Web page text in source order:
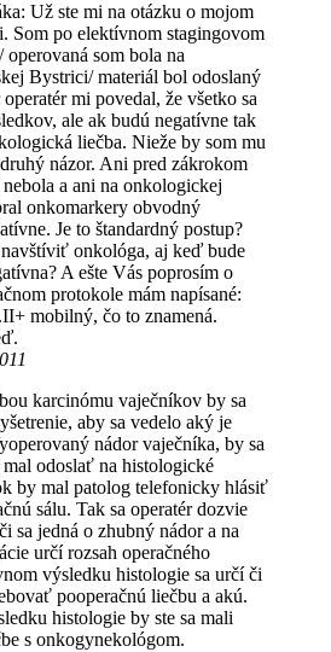
Už ste mi na otázku o mojom
Som po elektívnom stagingovom
som bola na
Bystrici/ materiál bol odoslaný
mi povedal, že všetko sa
ale ak budú negatívne tak
liečba. Nieže by som mu
názor. Ani pred zákrokom
a ani na onkologickej
onkomarkery obvodný
Je to štandardný postup?
onkológa, aj keď bude
A ešte Vás poprosím o
protokole mám napísané:
mobilný, čo to znamená.
karcinómu vaječníkov by sa
aby sa vedelo aký je
nádor vaječníka, by sa
mal odoslať na histologické
by mal patolog telefonicky hlásiť
sálu. Tak sa operatér dozvie
sa jedná o zhubný nádor a na
určí rozsah operačného
výsledku histologie sa určí či
pooperačnú liečbu a akú.
histologie by ste sa mali
s onkogynekológom.